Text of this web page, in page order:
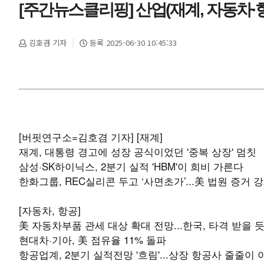
[주간뉴스클리핑] 산업(재계, 자동차∙
김호겸 기자 등록 2025-06-30 10:45:33
[버핏연구소=김호겸 기자] [재계]
재계, 대통령 경고에 성장 공식이었던 '중복 상장' 멈칫
삼성·SK하이닉스, 2분기 실적 'HBM'이 희비 가른다
한화그룹, REC실리콘 두고 ‘사면초가’...美 법원 증거
[자동차, 항공]
美 자동차부품 관세 대상 확대 전망...한국, 타격 받을 듯
현대차·기아, 美 점유율 11% 돌파
항공업계, 2분기 실적전망 '흐림'...상장 항공사 줄줄이